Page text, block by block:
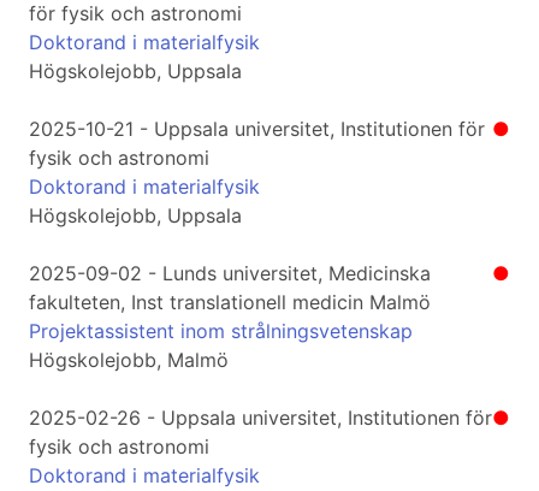
för fysik och astronomi
Doktorand i materialfysik
Högskolejobb, Uppsala
●
2025-10-21 - Uppsala universitet, Institutionen för
fysik och astronomi
Doktorand i materialfysik
Högskolejobb, Uppsala
●
2025-09-02 - Lunds universitet, Medicinska
fakulteten, Inst translationell medicin Malmö
Projektassistent inom strålningsvetenskap
Högskolejobb, Malmö
●
2025-02-26 - Uppsala universitet, Institutionen för
fysik och astronomi
Doktorand i materialfysik